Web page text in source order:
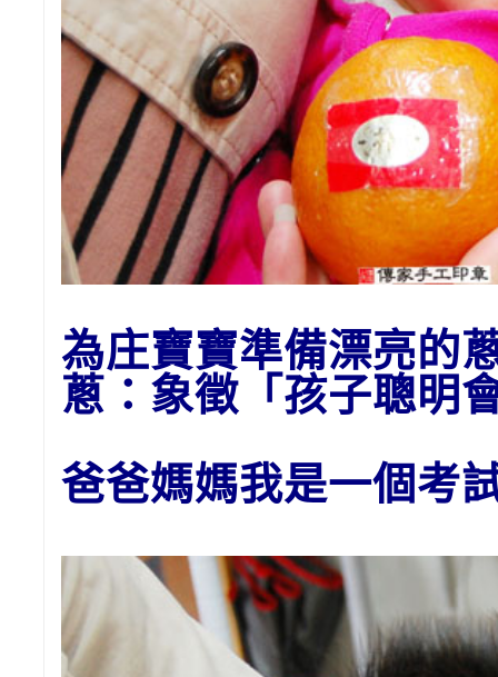
為庄寶寶準備漂亮的
蔥：象徵「孩子聰明
爸爸媽媽我是一個考